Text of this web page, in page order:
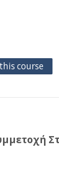
course